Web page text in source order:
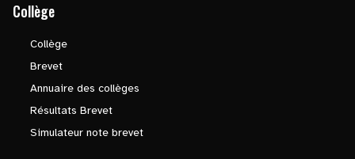
Collège
Collège
Brevet
Annuaire des collèges
Résultats Brevet
Simulateur note brevet